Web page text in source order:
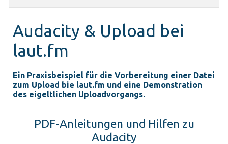
Audacity & Upload bei
laut.fm
Ein Praxisbeispiel für die Vorbereitung einer Datei
zum Upload bie laut.fm und eine Demonstration
des eigeltlichen Uploadvorgangs.
PDF-Anleitungen und Hilfen zu
Audacity